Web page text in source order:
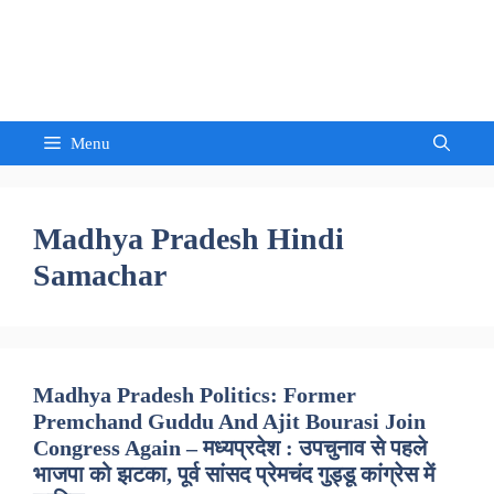
Menu
Madhya Pradesh Hindi
Samachar
Madhya Pradesh Politics: Former
Premchand Guddu And Ajit Bourasi Join
Congress Again – मध्यप्रदेश : उपचुनाव से पहले
भाजपा को झटका, पूर्व सांसद प्रेमचंद गुड्डू कांग्रेस में